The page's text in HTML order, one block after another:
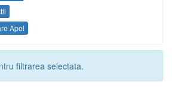
Apel
filtrarea selectata.